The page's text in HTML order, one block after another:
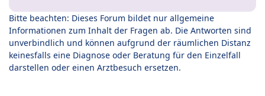
Bitte beachten: Dieses Forum bildet nur allgemeine
Informationen zum Inhalt der Fragen ab. Die Antworten sind
unverbindlich und können aufgrund der räumlichen Distanz
keinesfalls eine Diagnose oder Beratung für den Einzelfall
darstellen oder einen Arztbesuch ersetzen.